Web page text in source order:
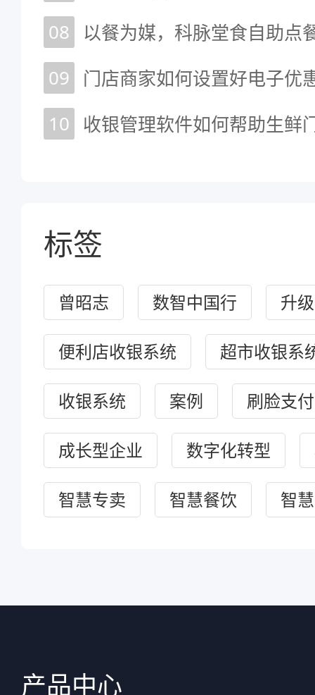
08
09
门店商家如何设置好电子优
10 收银管理软件如何帮助生鲜
标签
曾昭志 数智中国行 升
便利店收银系统 超市收银系
收银系统 案例 刷脸支付
成长型企业 数字化转型
智慧专卖 智慧餐饮 智
产品中心